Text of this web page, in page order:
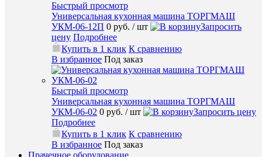
Быстрый просмотр
Универсальная кухонная машина ТОРГМАШ
УКМ-06-12П 0 руб. / шт
Запросить
цену Подробнее
Купить в 1 клик К сравнению
В избранное Под заказ
Быстрый просмотр
Универсальная кухонная машина ТОРГМАШ
УКМ-06-02 0 руб. / шт
Запросить цену
Подробнее
Купить в 1 клик К сравнению
В избранное Под заказ
Прачечное оборудование
1
клик
В
Под
заказ